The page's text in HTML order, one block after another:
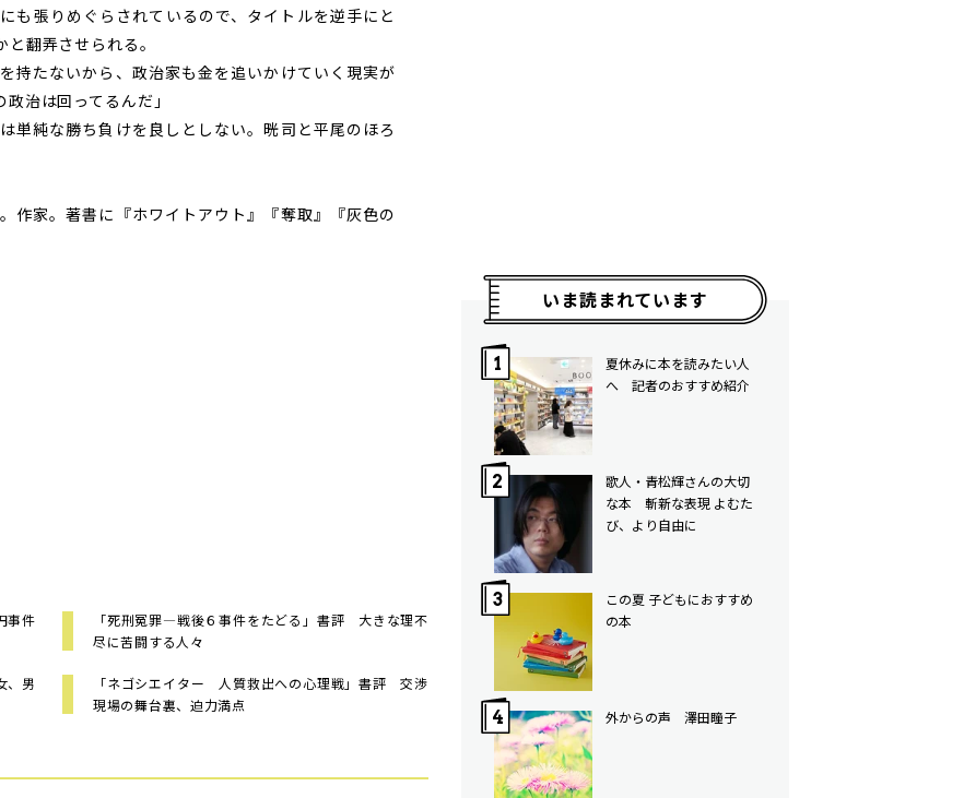
も張りめぐらされているので、タイトルを逆手にと
翻弄させられる。
持たないから、政治家も金を追いかけていく現実が
治は回ってるんだ」
単純な勝ち負けを良しとしない。晄司と平尾のほろ
家。著書に『ホワイトアウト』『奪取』『灰色の
事件
「死刑冤罪―戦後６事件をたどる」書評 大きな理不
尽に苦闘する人々
、男
「ネゴシエイター 人質救出への心理戦」書評 交渉
現場の舞台裏、迫力満点
いま読まれています
夏休みに本を読みたい人
へ 記者のおすすめ紹介
歌人・青松輝さんの大切
な本 斬新な表現 よむた
び、より自由に
この夏 子どもにおすすめ
の本
外からの声 澤田瞳子